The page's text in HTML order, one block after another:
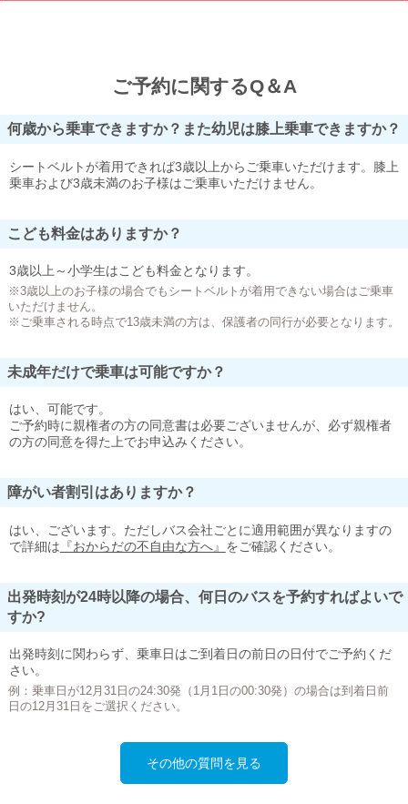
ご予約に関するQ＆A
何歳から乗車できますか？また幼児は膝上乗車できますか？
シートベルトが着用できれば3歳以上からご乗車いただけます。膝上
乗車および3歳未満のお子様はご乗車いただけません。
こども料金はありますか？
3歳以上～小学生はこども料金となります。
※3歳以上のお子様の場合でもシートベルトが着用できない場合はご乗車
いただけません。
※ご乗車される時点で13歳未満の方は、保護者の同行が必要となります。
未成年だけで乗車は可能ですか？
はい、可能です。
ご予約時に親権者の方の同意書は必要ございませんが、必ず親権者
の方の同意を得た上でお申込みください。
障がい者割引はありますか？
はい、ございます。ただしバス会社ごとに適用範囲が異なりますの
で詳細は 『おからだの不自由な方へ』 をご確認ください。
出発時刻が24時以降の場合、何日のバスを予約すればよいで
すか?
出発時刻に関わらず、乗車日はご到着日の前日の日付でご予約くだ
さい。
例：乗車日が12月31日の24:30発（1月1日の00:30発）の場合は到着日前
日の12月31日をご選択ください。
その他の質問を見る